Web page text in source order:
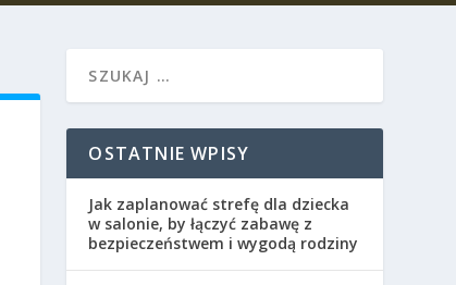
OSTATNIE WPISY
Jak zaplanować strefę dla dziecka
w salonie, by łączyć zabawę z
bezpieczeństwem i wygodą rodziny